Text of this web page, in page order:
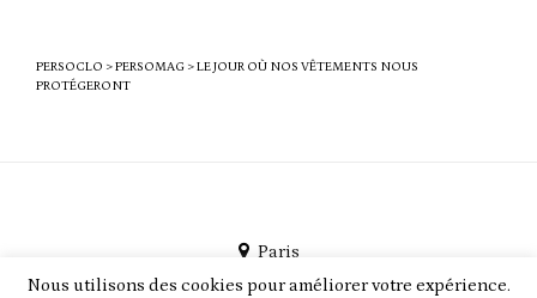
PERSOCLO >PERSOMAG >LE JOUR OÙ NOS VÊTEMENTS NOUS
PROTÉGERONT
Paris
PersoClo par PEEGMO
Nous utilisons des cookies pour améliorer votre expérience.